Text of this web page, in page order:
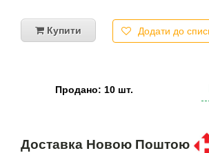
Купити Додати до
Продано: 10 шт.
Доставка Новою Поштою